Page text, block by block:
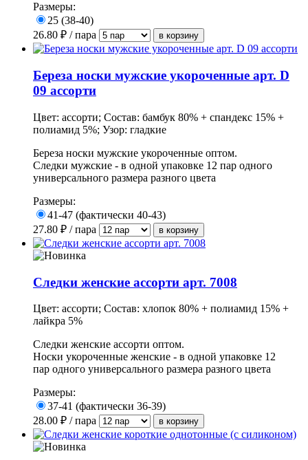
Размеры:
25 (38-40)
26.80 ₽ / пара
Береза носки мужские укороченные арт. D
09 ассорти
Цвет: ассорти; Состав: бамбук 80% + спандекс 15% +
полиамид 5%; Узор: гладкие
Береза носки мужские укороченные оптом.
Следки мужские - в одной упаковке 12 пар одного
универсального размера разного цвета
Размеры:
41-47 (фактически 40-43)
27.80 ₽ / пара
Следки женские ассорти арт. 7008
Цвет: ассорти; Состав: хлопок 80% + полиамид 15% +
лайкра 5%
Следки женские ассорти оптом.
Носки укороченные женские - в одной упаковке 12
пар одного универсального размера разного цвета
Размеры:
37-41 (фактически 36-39)
28.00 ₽ / пара